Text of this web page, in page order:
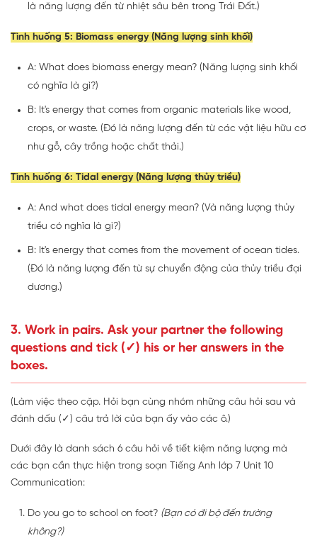
là năng lượng đến từ nhiệt sâu bên trong Trái Đất.)
Tình huống 5: Biomass energy (Năng lượng sinh khối)
A: What does biomass energy mean? (Năng lượng sinh khối
có nghĩa là gì?)
B: It's energy that comes from organic materials like wood,
crops, or waste. (Đó là năng lượng đến từ các vật liệu hữu cơ
như gỗ, cây trồng hoặc chất thải.)
Tình huống 6: Tidal energy (Năng lượng thủy triều)
A: And what does tidal energy mean? (Và năng lượng thủy
triều có nghĩa là gì?)
B: It's energy that comes from the movement of ocean tides.
(Đó là năng lượng đến từ sự chuyển động của thủy triều đại
dương.)
3. Work in pairs. Ask your partner the following
questions and tick (✓) his or her answers in the
boxes.
(Làm việc theo cặp. Hỏi bạn cùng nhóm những câu hỏi sau và
đánh dấu (✓) câu trả lời của bạn ấy vào các ô.)
Dưới đây là danh sách 6 câu hỏi về tiết kiệm năng lượng mà
các bạn cần thực hiện trong soạn Tiếng Anh lớp 7 Unit 10
Communication:
Do you go to school on foot? (Bạn có đi bộ đến trường
không?)